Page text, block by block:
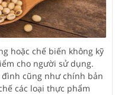
hoặc chế biến không kỹ
cho người sử dụng.
cũng như chính bản
các loại thực phẩm